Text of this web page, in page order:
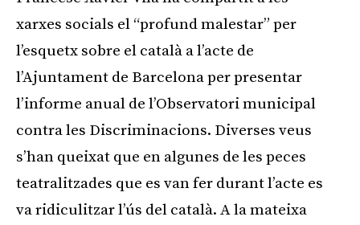
xarxes socials el “profund malestar” per
l’esquetx sobre el català a l’acte de
l’Ajuntament de Barcelona per presentar
l’informe anual de l’Observatori municipal
contra les Discriminacions. Diverses veus
s’han queixat que en algunes de les peces
teatralitzades que es van fer durant l’acte es
va ridiculitzar l’ús del català. A la mateixa